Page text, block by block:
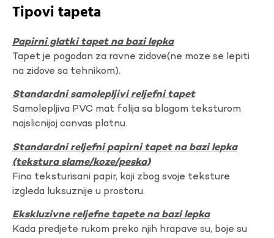
Tipovi tapeta
Papirni glatki tapet na bazi lepka
Tapet je pogodan za ravne zidove(ne moze se lepiti
na zidove sa tehnikom).
Standardni samolepljivi reljefni tapet
Samolepljiva PVC mat folija sa blagom teksturom
najslicnijoj canvas platnu.
Standardni reljefni papirni tapet na bazi lepka
(tekstura slame/koze/peska)
Fino teksturisani papir, koji zbog svoje teksture
izgleda luksuznije u prostoru.
Ekskluzivne reljefne tapete na bazi lepka
Kada predjete rukom preko njih hrapave su, boje su